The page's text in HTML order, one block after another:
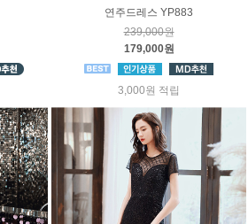
연주드레스 YP883
239,000원
179,000원
3,000원 적립